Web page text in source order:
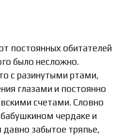
постоянных обитателей
было несложно.
с разинутыми ртами,
глазами и постоянно
счетами. Словно
чердаке и
забытое тряпье,